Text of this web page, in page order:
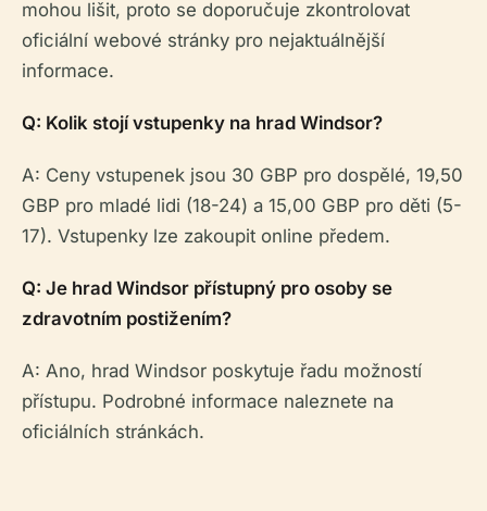
mohou lišit, proto se doporučuje zkontrolovat
oficiální webové stránky pro nejaktuálnější
informace.
Q: Kolik stojí vstupenky na hrad Windsor?
A: Ceny vstupenek jsou 30 GBP pro dospělé, 19,50
GBP pro mladé lidi (18-24) a 15,00 GBP pro děti (5-
17). Vstupenky lze zakoupit online předem.
Q: Je hrad Windsor přístupný pro osoby se
zdravotním postižením?
A: Ano, hrad Windsor poskytuje řadu možností
přístupu. Podrobné informace naleznete na
oficiálních stránkách.